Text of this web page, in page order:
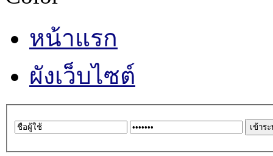
หน้าแรก
ผังเว็บไซต์